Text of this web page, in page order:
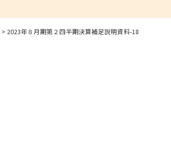
>2023年８月期第２四半期決算補足説明資料-18